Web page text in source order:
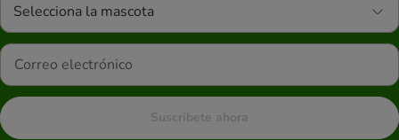
Selecciona la mascota
Suscríbete ahora